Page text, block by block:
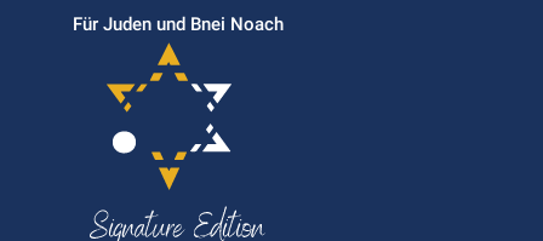
Für Juden und Bnei Noach